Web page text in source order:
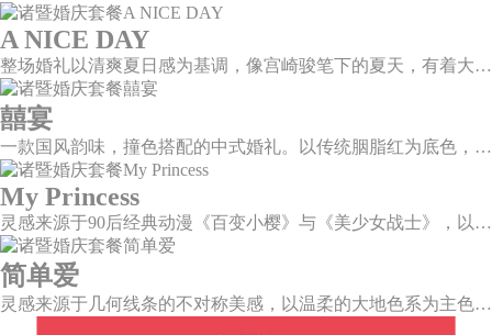
A NICE DAY
整场婚礼以清爽夏日感为基调，像宫崎骏笔下的夏天，有着大朵大朵像棉花糖似的白云，有蔚蓝蔚蓝的天空和青绿青绿的草地，有着童话世界里干净纯洁的美好，有着日系画风下的治愈感。
囍宴
一款国风韵味，撞色搭配的中式婚礼。以传统胭脂红为底色，黛蓝色花鸟点缀其中，热情的红色和低调的古风书画色相辅相成。
My Princess
灵感来源于90后经典动漫《百变小樱》与《美少女战士》，以柔美梦幻的马卡龙色系为主色调，融合精灵萌宠与星星魔法阵等元素，为遗落凡间的公主搭建一个召唤王子的舞台。
简单爱
灵感来源于几何线条的不对称美感，以温柔的大地色系为主色调，空间上，利用几何线条进行完美切割，配以柔和色系的花艺点缀，构造了一个温馨柔和、清新复古的空间。